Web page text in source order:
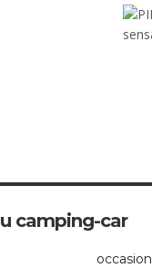
camping-car
occasion